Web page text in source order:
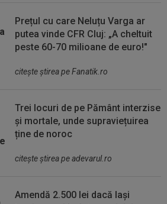
Prețul cu care Neluțu Varga ar
putea vinde CFR Cluj: „A cheltuit
peste 60-70 milioane de euro!"
citeşte ştirea pe Fanatik.ro
Trei locuri de pe Pământ interzise
și mortale, unde supraviețuirea
ține de noroc
citeşte ştirea pe adevarul.ro
Amendă 2.500 lei dacă lași